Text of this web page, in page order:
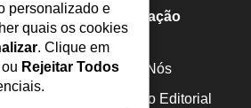
Informação
Sobre Nós
Estatuto Editorial
personalizado e
quais os cookies
. Clique em
Rejeitar Todos